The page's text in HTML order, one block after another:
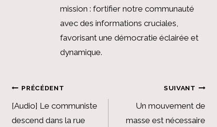
mission : fortifier notre communauté
avec des informations cruciales,
favorisant une démocratie éclairée et
dynamique.
Navigation
de
PRÉCÉDENT
[Audio] Le communiste
descend dans la rue
SUIVANT
Un mouvement de
masse est nécessaire